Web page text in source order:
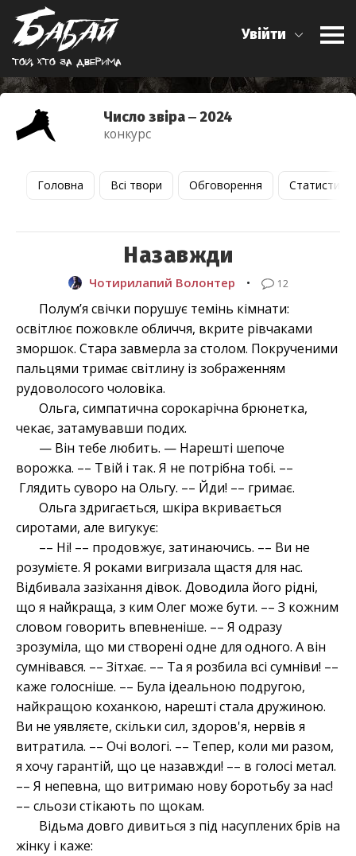
Той, хто за дверима
Увійти
Число звіра ‒ 2024
конкурс
Головна Всі твори Обговорення Статистика
Назавжди
Чотирилапий Волонтер • 12
Полум’я свічки порушує темінь кімнати:
освітлює пожовкле обличчя, вкрите рівчаками
зморшок. Стара завмерла за столом. Покрученими
пальцями тримає світлину із зображенням
рудоволосого чоловіка.
Ольга, симпатична сорокарічна брюнетка,
чекає, затамувавши подих.
— Він тебе любить. — Нарешті шепоче
ворожка. –– Твій і так. Я не потрібна тобі. ––
Глядить суворо на Ольгу. –– Йди! –– гримає.
Ольга здригається, шкіра вкривається
сиротами, але вигукує:
–– Ні! –– продовжує, затинаючись. –– Ви не
розумієте. Я роками вигризала щастя для нас.
Відбивала зазіхання дівок. Доводила його рідні,
що я найкраща, з ким Олег може бути. –– З кожним
словом говорить впевненіше. –– Я одразу
зрозуміла, що ми створені одне для одного. А він
сумнівався. –– Зітхає. –– Та я розбила всі сумніви! ––
каже голосніше. –– Була ідеальною подругою,
найкращою коханкою, нарешті стала дружиною.
Ви не уявляєте, скільки сил, здоров'я, нервів я
витратила. –– Очі вологі. –– Тепер, коли ми разом,
я хочу гарантій, що це назавжди! –– в голосі метал.
–– Я непевна, що витримаю нову боротьбу за нас!
–– сльози стікають по щокам.
Відьма довго дивиться з під насуплених брів на
жінку і каже: